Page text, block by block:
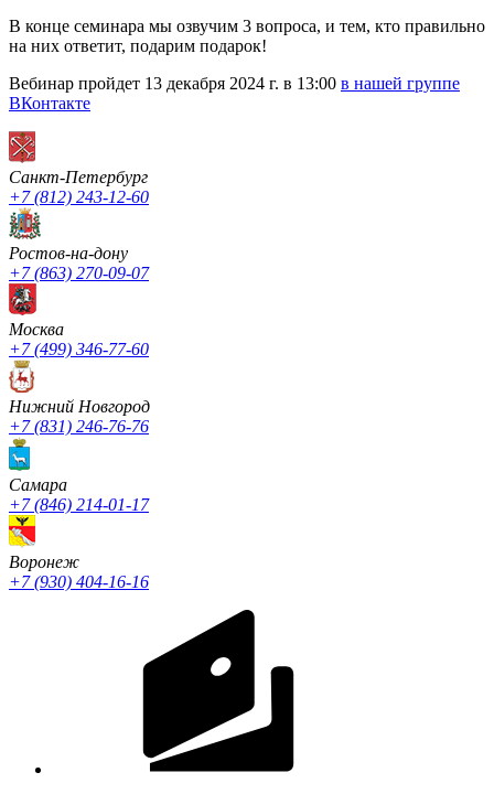
В конце семинара мы озвучим 3 вопроса, и тем, кто правильно
на них ответит, подарим подарок!
Вебинар пройдет 13 декабря 2024 г. в 13:00 в нашей группе
ВКонтакте
Санкт-Петербург
+7 (812) 243-12-60
Ростов-на-дону
+7 (863) 270-09-07
Москва
+7 (499) 346-77-60
Нижний Новгород
+7 (831) 246-76-76
Cамара
+7 (846) 214-01-17
Воронеж
+7 (930) 404-16-16